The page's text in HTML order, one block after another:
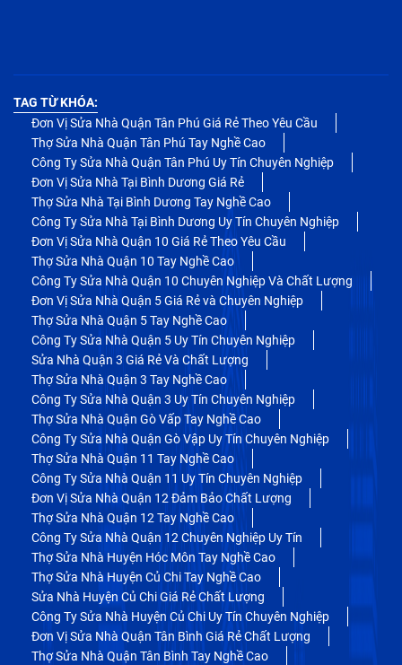
TAG TỪ KHÓA:
Đơn Vị Sửa Nhà Quận Tân Phú Giá Rẻ Theo Yêu Cầu
Thợ Sửa Nhà Quận Tân Phú Tay Nghề Cao
Công Ty Sửa Nhà Quận Tân Phú Uy Tín Chuyên Nghiệp
Đơn Vị Sửa Nhà Tại Bình Dương Giá Rẻ
Thợ Sửa Nhà Tại Bình Dương Tay Nghề Cao
Công Ty Sửa Nhà Tại Bình Dương Uy Tín Chuyên Nghiệp
Đơn Vị Sửa Nhà Quận 10 Giá Rẻ Theo Yêu Cầu
Thợ Sửa Nhà Quận 10 Tay Nghề Cao
Công Ty Sửa Nhà Quận 10 Chuyên Nghiệp Và Chất Lượng
Đơn Vị Sửa Nhà Quận 5 Giá Rẻ và Chuyên Nghiệp
Thợ Sửa Nhà Quận 5 Tay Nghề Cao
Công Ty Sửa Nhà Quận 5 Uy Tín Chuyên Nghiệp
Sửa Nhà Quận 3 Giá Rẻ Và Chất Lượng
Thợ Sửa Nhà Quận 3 Tay Nghề Cao
Công Ty Sửa Nhà Quận 3 Uy Tín Chuyên Nghiệp
Thợ Sửa Nhà Quận Gò Vấp Tay Nghề Cao
Công Ty Sửa Nhà Quận Gò Vập Uy Tín Chuyên Nghiệp
Thợ Sửa Nhà Quận 11 Tay Nghề Cao
Công Ty Sửa Nhà Quận 11 Uy Tín Chuyên Nghiệp
Đơn Vị Sửa Nhà Quận 12 Đảm Bảo Chất Lượng
Thợ Sửa Nhà Quận 12 Tay Nghề Cao
Công Ty Sửa Nhà Quận 12 Chuyên Nghiệp Uy Tín
Thợ Sửa Nhà Huyện Hóc Môn Tay Nghề Cao
Thợ Sửa Nhà Huyện Củ Chi Tay Nghề Cao
Sửa Nhà Huyện Củ Chi Giá Rẻ Chất Lượng
Công Ty Sửa Nhà Huyện Củ Chi Uy Tín Chuyên Nghiệp
Đơn Vị Sửa Nhà Quận Tân Bình Giá Rẻ Chất Lượng
Thợ Sửa Nhà Quận Tân Bình Tay Nghề Cao